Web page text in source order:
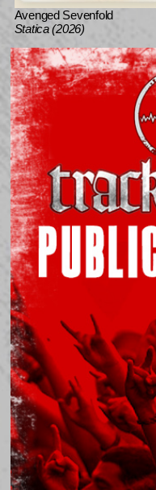
Avenged Sevenfold
Statica (2026)